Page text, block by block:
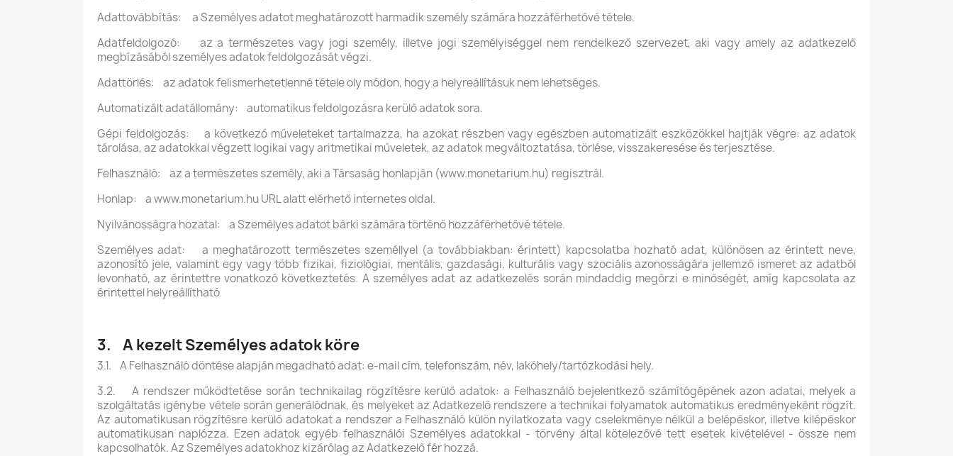
Adattovábbítás: a Személyes adatot meghatározott harmadik személy számára hozzáférhetővé tétele.
Adatfeldolgozó: az a természetes vagy jogi személy, illetve jogi személyiséggel nem rendelkező szervezet, aki vagy amely az adatkezelő
megbízásából személyes adatok feldolgozását végzi.
Adattörlés: az adatok felismerhetetlenné tétele oly módon, hogy a helyreállításuk nem lehetséges.
Automatizált adatállomány: automatikus feldolgozásra kerülő adatok sora.
Gépi feldolgozás: a következő műveleteket tartalmazza, ha azokat részben vagy egészben automatizált eszközökkel hajtják végre: az adatok
tárolása, az adatokkal végzett logikai vagy aritmetikai műveletek, az adatok megváltoztatása, törlése, visszakeresése és terjesztése.
Felhasználó: az a természetes személy, aki a Társaság honlapján (www.monetarium.hu) regisztrál.
Honlap: a www.monetarium.hu URL alatt elérhető internetes oldal.
Nyilvánosságra hozatal: a Személyes adatot bárki számára történő hozzáférhetővé tétele.
Személyes adat: a meghatározott természetes személlyel (a továbbiakban: érintett) kapcsolatba hozható adat, különösen az érintett neve,
azonosító jele, valamint egy vagy több fizikai, fiziológiai, mentális, gazdasági, kulturális vagy szociális azonosságára jellemző ismeret az adatból
levonható, az érintettre vonatkozó következtetés. A személyes adat az adatkezelés során mindaddig megőrzi e minőségét, amíg kapcsolata az
érintettel helyreállítható
3. A kezelt Személyes adatok köre
3.1. A Felhasználó döntése alapján megadható adat: e-mail cím, telefonszám, név, lakóhely/tartózkodási hely.
3.2. A rendszer működtetése során technikailag rögzítésre kerülő adatok: a Felhasználó bejelentkező számítógépének azon adatai, melyek a
szolgáltatás igénybe vétele során generálódnak, és melyeket az Adatkezelő rendszere a technikai folyamatok automatikus eredményeként rögzít.
Az automatikusan rögzítésre kerülő adatokat a rendszer a Felhasználó külön nyilatkozata vagy cselekménye nélkül a belépéskor, illetve kilépéskor
automatikusan naplózza. Ezen adatok egyéb felhasználói Személyes adatokkal - törvény által kötelezővé tett esetek kivételével - össze nem
kapcsolhatók. Az Személyes adatokhoz kizárólag az Adatkezelő fér hozzá.